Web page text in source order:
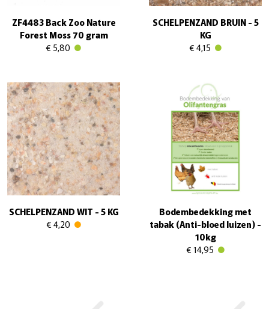
ZF4483 Back Zoo Nature
Forest Moss 70 gram
€ 5,80
SCHELPENZAND BRUIN - 5
KG
€ 4,15
SCHELPENZAND WIT - 5 KG
€ 4,20
Bodembedekking met
tabak (Anti-bloed luizen) -
10kg
€ 14,95